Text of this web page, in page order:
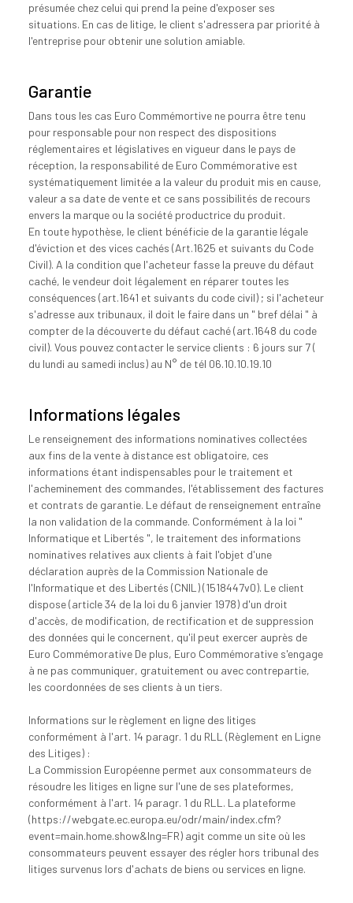
présumée chez celui qui prend la peine d'exposer ses
situations. En cas de litige, le client s'adressera par priorité à
l'entreprise pour obtenir une solution amiable.
Garantie
Dans tous les cas Euro Commémortive ne pourra être tenu
pour responsable pour non respect des dispositions
réglementaires et législatives en vigueur dans le pays de
réception, la responsabilité de Euro Commémorative est
systématiquement limitée a la valeur du produit mis en cause,
valeur a sa date de vente et ce sans possibilités de recours
envers la marque ou la société productrice du produit.
En toute hypothèse, le client bénéficie de la garantie légale
d'éviction et des vices cachés (Art.1625 et suivants du Code
Civil). A la condition que l'acheteur fasse la preuve du défaut
caché, le vendeur doit légalement en réparer toutes les
conséquences (art.1641 et suivants du code civil) ; si l'acheteur
s'adresse aux tribunaux, il doit le faire dans un " bref délai " à
compter de la découverte du défaut caché (art.1648 du code
civil). Vous pouvez contacter le service clients : 6 jours sur 7 (
du lundi au samedi inclus) au N° de tél 06.10.10.19.10
Informations légales
Le renseignement des informations nominatives collectées
aux fins de la vente à distance est obligatoire, ces
informations étant indispensables pour le traitement et
l'acheminement des commandes, l'établissement des factures
et contrats de garantie. Le défaut de renseignement entraîne
la non validation de la commande. Conformément à la loi "
Informatique et Libertés ", le traitement des informations
nominatives relatives aux clients à fait l'objet d'une
déclaration auprès de la Commission Nationale de
l'Informatique et des Libertés (CNIL) (1518447v0). Le client
dispose (article 34 de la loi du 6 janvier 1978) d'un droit
d'accès, de modification, de rectification et de suppression
des données qui le concernent, qu'il peut exercer auprès de
Euro Commémorative De plus, Euro Commémorative s'engage
à ne pas communiquer, gratuitement ou avec contrepartie,
les coordonnées de ses clients à un tiers.
Informations sur le règlement en ligne des litiges
conformément à l'art. 14 paragr. 1 du RLL (Règlement en Ligne
des Litiges) :
La Commission Européenne permet aux consommateurs de
résoudre les litiges en ligne sur l'une de ses plateformes,
conformément à l'art. 14 paragr. 1 du RLL. La plateforme
(https://webgate.ec.europa.eu/odr/main/index.cfm?
event=main.home.show&lng=FR) agit comme un site où les
consommateurs peuvent essayer des régler hors tribunal des
litiges survenus lors d'achats de biens ou services en ligne.